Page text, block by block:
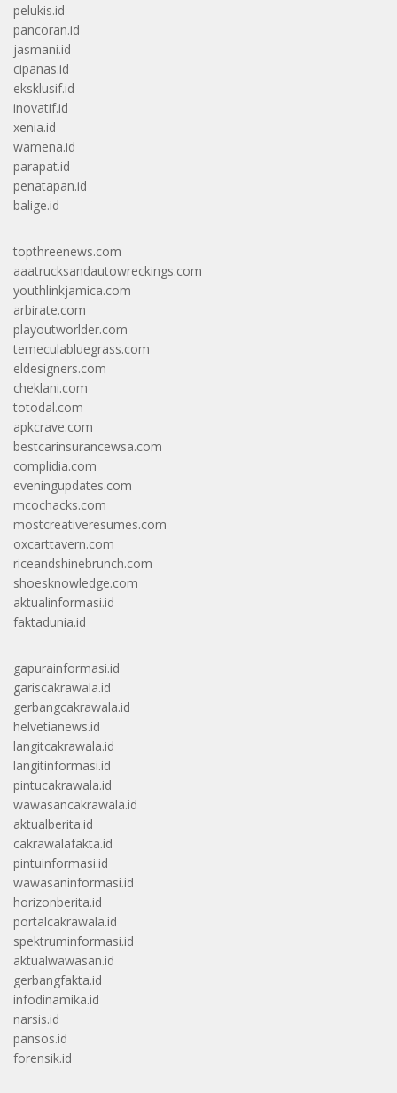
pelukis.id
pancoran.id
jasmani.id
cipanas.id
eksklusif.id
inovatif.id
xenia.id
wamena.id
parapat.id
penatapan.id
balige.id
topthreenews.com
aaatrucksandautowreckings.com
youthlinkjamica.com
arbirate.com
playoutworlder.com
temeculabluegrass.com
eldesigners.com
cheklani.com
totodal.com
apkcrave.com
bestcarinsurancewsa.com
complidia.com
eveningupdates.com
mcochacks.com
mostcreativeresumes.com
oxcarttavern.com
riceandshinebrunch.com
shoesknowledge.com
aktualinformasi.id
faktadunia.id
gapurainformasi.id
gariscakrawala.id
gerbangcakrawala.id
helvetianews.id
langitcakrawala.id
langitinformasi.id
pintucakrawala.id
wawasancakrawala.id
aktualberita.id
cakrawalafakta.id
pintuinformasi.id
wawasaninformasi.id
horizonberita.id
portalcakrawala.id
spektruminformasi.id
aktualwawasan.id
gerbangfakta.id
infodinamika.id
narsis.id
pansos.id
forensik.id